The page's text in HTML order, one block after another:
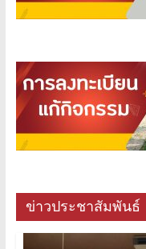
ข่าวประชาสัมพันธ์